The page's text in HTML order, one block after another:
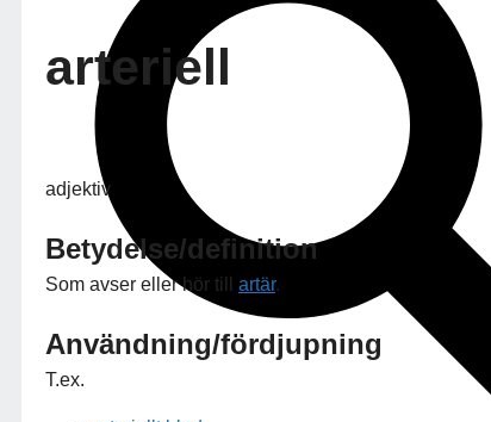
arteriell
adjektiv
Betydelse/definition
Som avser eller hör till artär.
Användning/fördjupning
T.ex.